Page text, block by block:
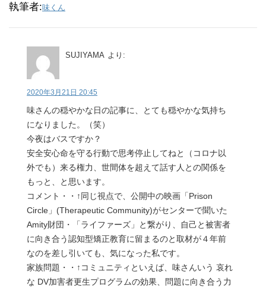
執筆者:味くん
SUJIYAMA より:
2020年3月21日 20:45
味さんの穏やかな日の記事に、とても穏やかな気持ち
になりました。（笑）
今夜はバスですか？
安全安心命を守る行動で思考停止してねと（コロナ以
外でも）来る権力、世間体を超えて話す人との関係を
もっと、と思います。
コメント・・↑同じ視点で、公開中の映画「Prison
Circle」(Therapeutic Community)がセンターで聞いた
Amity財団・「ライファーズ」と繋がり、自己と被害者
に向き合う認知型矯正教育に留まるのと取材が４年前
なのを差し引いても、気になった私です。
家族問題・・↑コミュニティといえば、味さんいう 哀れ
な DV加害者更生プログラムの効果、問題に向き合う力